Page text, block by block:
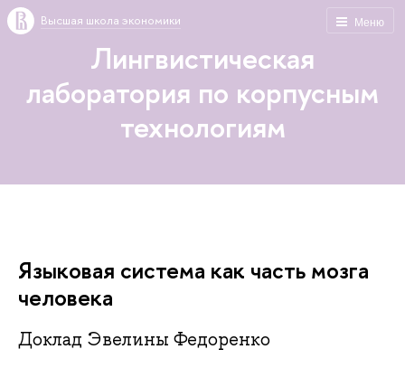
Меню
Высшая школа экономики
Лингвистическая
лаборатория по корпусным
технологиям
Языковая система как часть мозга
человека
Доклад Эвелины Федоренко